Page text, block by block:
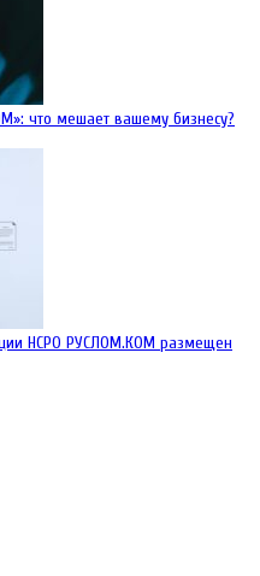
что мешает вашему бизнесу?
НСРО РУСЛОМ.КОM размещен